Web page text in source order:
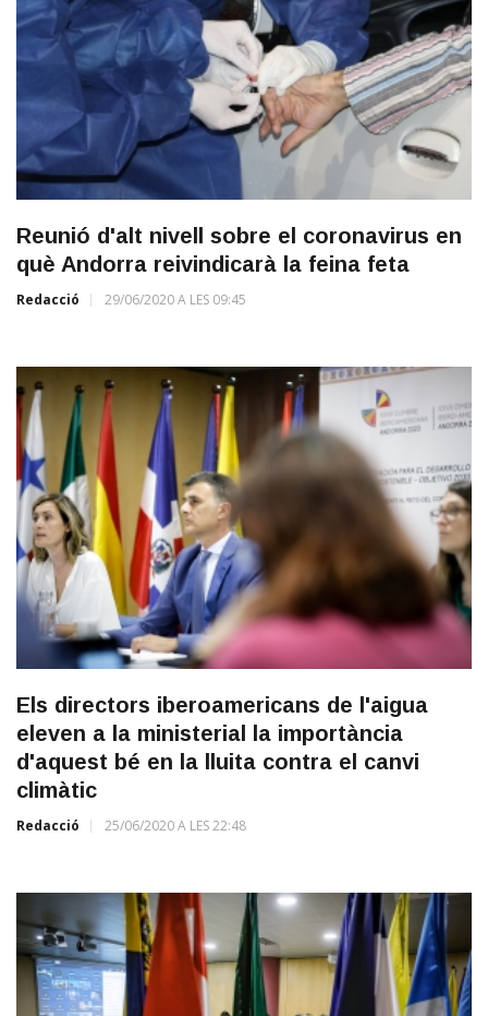
Reunió d'alt nivell sobre el coronavirus en
què Andorra reivindicarà la feina feta
Redacció 29/06/2020 A LES 09:45
Els directors iberoamericans de l'aigua
eleven a la ministerial la importància
d'aquest bé en la lluita contra el canvi
climàtic
Redacció 25/06/2020 A LES 22:48